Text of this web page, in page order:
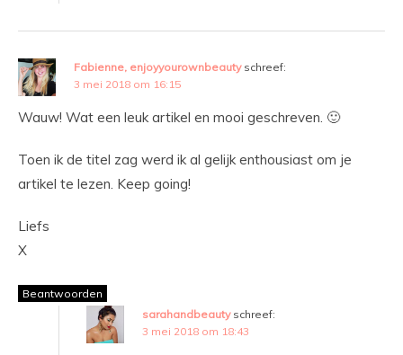
Fabienne, enjoyyourownbeauty schreef:
3 mei 2018 om 16:15
Wauw! Wat een leuk artikel en mooi geschreven. 🙂
Toen ik de titel zag werd ik al gelijk enthousiast om je
artikel te lezen. Keep going!
Liefs
X
Beantwoorden
sarahandbeauty schreef:
3 mei 2018 om 18:43